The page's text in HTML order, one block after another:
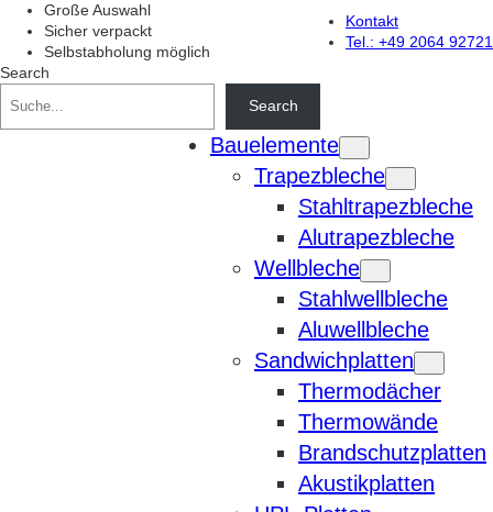
Zum
Inhalt
springen
Große Auswahl
Sicher verpackt
Selbstabholung möglich
Kontakt
Tel.: +49 2064 92721
Search
Search
Bauelemente
Trapezbleche
Stahltrapezbleche
Alutrapezbleche
Wellbleche
Stahlwellbleche
Aluwellbleche
Sandwichplatten
Thermodächer
Thermowände
Brandschutzplatten
Akustikplatten